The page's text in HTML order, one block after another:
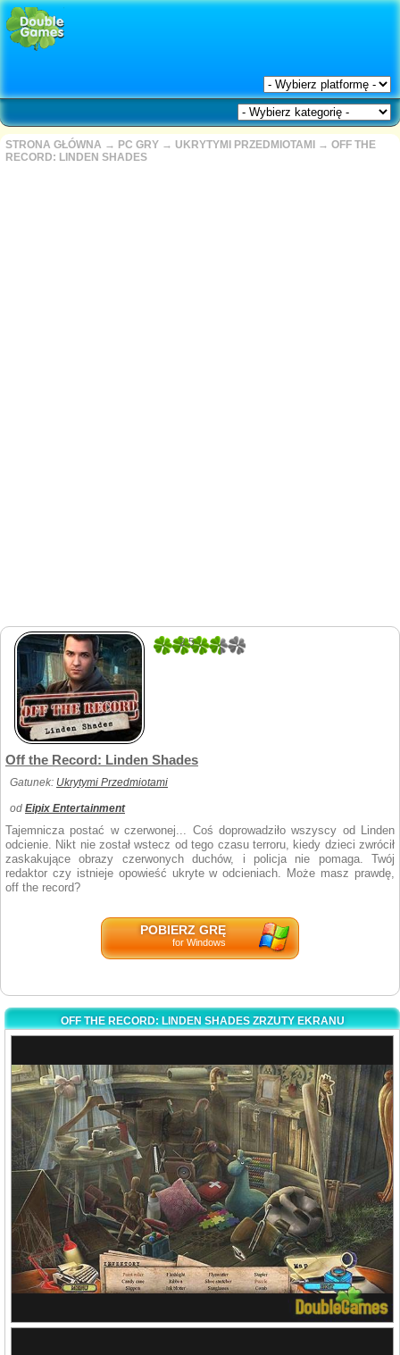
STRONA GŁÓWNA → PC GRY → UKRYTYMI PRZEDMIOTAMI → OFF THE
RECORD: LINDEN SHADES
2.5
Off the Record: Linden Shades
Gatunek: Ukrytymi Przedmiotami
od Eipix Entertainment
Tajemnicza postać w czerwonej... Coś doprowadziło wszyscy od Linden
odcienie. Nikt nie został wstecz od tego czasu terroru, kiedy dzieci zwrócił
zaskakujące obrazy czerwonych duchów, i policja nie pomaga. Twój
redaktor czy istnieje opowieść ukryte w odcieniach. Może masz prawdę,
off the record?
POBIERZ GRĘ
for Windows
OFF THE RECORD: LINDEN SHADES ZRZUTY EKRANU